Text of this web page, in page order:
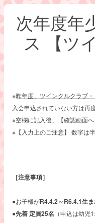
次年度年
ス 【ツ
※昨年度、ツインクルクラブ
入会申込されていない方は再
※空欄に記入後、【確認画面
※【入力上のご注意】 数字は
［注意事項］
●お子様がR4.4.2～R6.4.1生
●先着 定員25名 （申込は幼